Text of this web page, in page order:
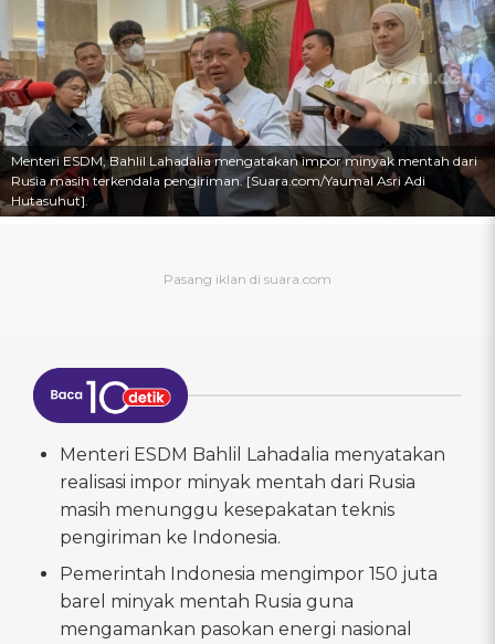
Menteri ESDM, Bahlil Lahadalia mengatakan impor minyak mentah dari
Rusia masih terkendala pengiriman. [Suara.com/Yaumal Asri Adi
Hutasuhut].
Menteri ESDM Bahlil Lahadalia menyatakan
realisasi impor minyak mentah dari Rusia
masih menunggu kesepakatan teknis
pengiriman ke Indonesia.
Pemerintah Indonesia mengimpor 150 juta
barel minyak mentah Rusia guna
mengamankan pasokan energi nasional